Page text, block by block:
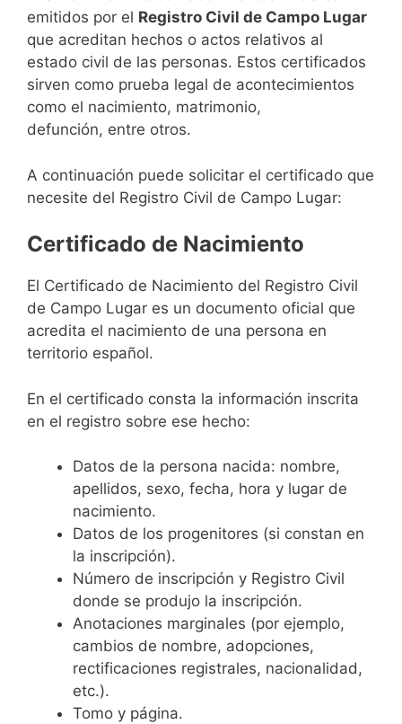
emitidos por el Registro Civil de Campo Lugar
que acreditan hechos o actos relativos al
estado civil de las personas. Estos certificados
sirven como prueba legal de acontecimientos
como el nacimiento, matrimonio,
defunción, entre otros.
A continuación puede solicitar el certificado que
necesite del Registro Civil de Campo Lugar:
Certificado de Nacimiento
El Certificado de Nacimiento del Registro Civil
de Campo Lugar es un documento oficial que
acredita el nacimiento de una persona en
territorio español.
En el certificado consta la información inscrita
en el registro sobre ese hecho:
Datos de la persona nacida: nombre,
apellidos, sexo, fecha, hora y lugar de
nacimiento.
Datos de los progenitores (si constan en
la inscripción).
Número de inscripción y Registro Civil
donde se produjo la inscripción.
Anotaciones marginales (por ejemplo,
cambios de nombre, adopciones,
rectificaciones registrales, nacionalidad,
etc.).
Tomo y página.